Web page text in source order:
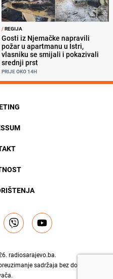
/REGIJA
Gosti iz Njemačke napravili
požar u apartmanu u Istri,
vlasniku se smijali i pokazivali
srednji prst
PRIJE OKO 14H
radiosarajevo.ba.
sadržaja bez dozvole